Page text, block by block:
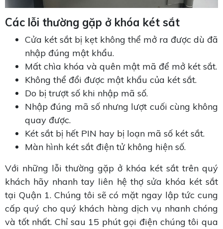
Các lỗi thường gặp ở khóa két sắt
Cửa két sắt bị kẹt không thể mở ra được dù đã
nhập đúng mật khẩu.
Mất chìa khóa và quên mật mã để mở két sắt.
Không thể đổi được mật khẩu của két sắt.
Do bị trượt số khi nhập mã số.
Nhập đúng mã số nhưng lượt cuối cùng không
quay được.
Két sắt bị hết PIN hay bị loạn mã số két sắt.
Màn hình két sắt điện tử không hiện số.
Với những lỗi thường gặp ở khóa két sắt trên quý
khách hãy nhanh tay liên hệ thợ sửa khóa két sắt
tại Quận 1. Chúng tôi sẽ có mặt ngay lập tức cung
cấp quý cho quý khách hàng dịch vụ nhanh chóng
và tốt nhất. Chỉ sau 15 phút gọi điện chúng tôi qua